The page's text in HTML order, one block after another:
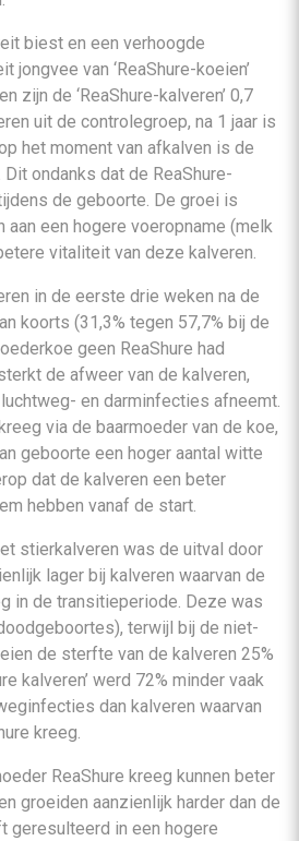
biest en een verhoogde
jongvee van ‘ReaShure-koeien’
zijn de ‘ReaShure-kalveren’ 0,7
uit de controlegroep, na 1 jaar is
het moment van afkalven is de
ondanks dat de ReaShure-
de geboorte. De groei is
aan een hogere voeropname (melk
vitaliteit van deze kalveren.
in de eerste drie weken na de
koorts (31,3% tegen 57,7% bij de
geen ReaShure had
de afweer van de kalveren,
en darminfecties afneemt.
via de baarmoeder van de koe,
geboorte een hoger aantal witte
dat de kalveren een beter
hebben vanaf de start.
stierkalveren was de uitval door
lager bij kalveren waarvan de
in de transitieperiode. Deze was
terwijl bij de niet-
de sterfte van de kalveren 25%
kalveren’ werd 72% minder vaak
dan kalveren waarvan
kreeg.
ReaShure kreeg kunnen beter
groeiden aanzienlijk harder dan de
geresulteerd in een hogere